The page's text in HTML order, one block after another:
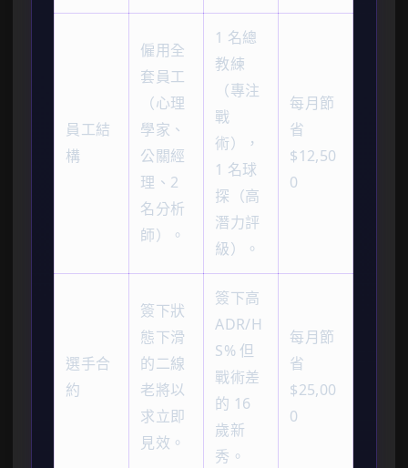
員工結
構
僱用全
套員工
（心理
學家、
公關經
理、2
名分析
師）。
1 名總
教練
（專注
戰
術），
1 名球
探（高
潛力評
級）。
每月節
省
$12,50
0
選手合
約
簽下狀
態下滑
的二線
老將以
求立即
見效。
簽下高
ADR/H
S% 但
戰術差
的 16
歲新
秀。
每月節
省
$25,00
0